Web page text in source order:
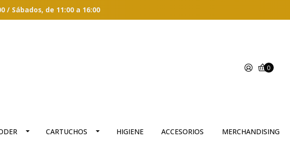
/ Sábados, de 11:00 a 16:00
0
CARTUCHOS HIGIENE ACCESORIOS MERCHANDISING